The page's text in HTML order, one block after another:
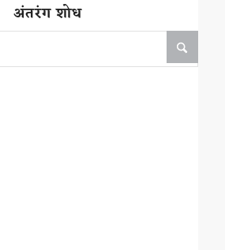
अंतरंग शोध